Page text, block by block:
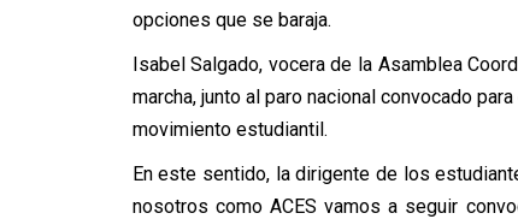
opciones que se baraja.
Isabel Salgado, vocera de la Asamblea
marcha, junto al paro nacional convocado
movimiento estudiantil.
En este sentido, la dirigente de los
nosotros como ACES vamos a seguir